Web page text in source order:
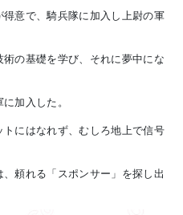
意で、騎兵隊に加入し上尉の軍
の基礎を学び、それに夢中にな
加入した。
にはなれず、むしろ地上で信号
頼れる「スポンサー」を探し出